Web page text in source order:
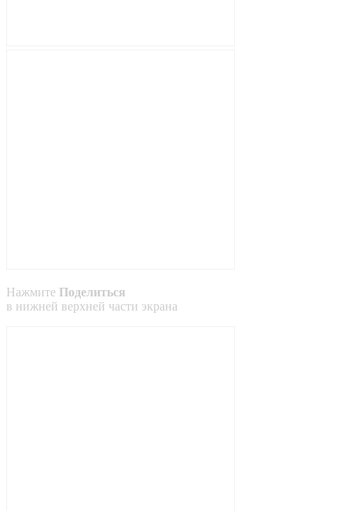
Нажмите Поделиться
в нижней верхней части экрана